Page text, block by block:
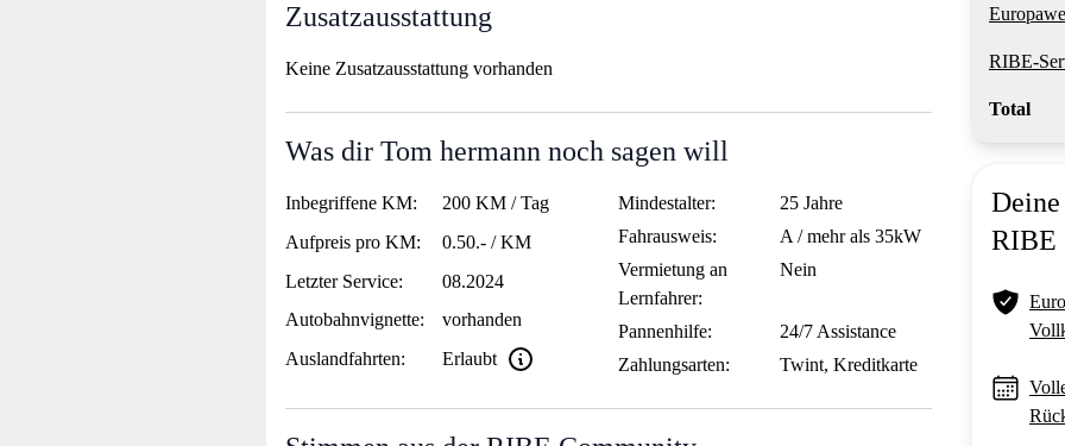
RIBE-
Total
RIBE
Zusatzausstattung
Keine Zusatzausstattung vorhanden
Was dir Tom hermann noch sagen will
Inbegriffene KM:
200 KM / Tag
Aufpreis pro KM:
0.50.- / KM
Letzter Service:
08.2024
Autobahnvignette:
vorhanden
Auslandfahrten:
Erlaubt
Mindestalter:
25 Jahre
Fahrausweis:
A / mehr als 35kW
Vermietung an
Lernfahrer:
Nein
Pannenhilfe:
24/7 Assistance
Zahlungsarten:
Twint, Kreditkarte